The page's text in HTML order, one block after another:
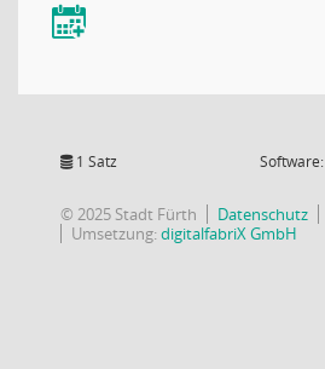
1 Satz Software:
© 2025 Stadt Fürth Datenschutz
Umsetzung:digitalfabriX GmbH